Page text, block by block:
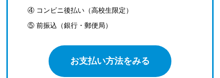
④ コンビニ後払い（高校生限定）
⑤ 前振込（銀行・郵便局）
お支払い方法をみる